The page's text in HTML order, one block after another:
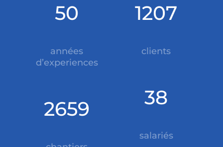
50
années
d’experiences
2659
1207
clients
38
salariés